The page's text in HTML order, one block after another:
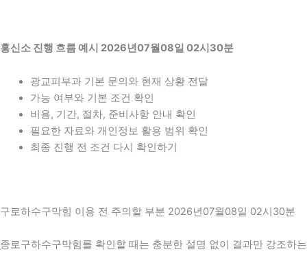
흥신소 진행 흐름 예시 2026년07월08일 02시30분
광교피부과 기본 문의와 현재 상황 전달
가능 여부와 기본 조건 확인
비용, 기간, 절차, 준비사항 안내 확인
필요한 자료와 개인정보 활용 범위 확인
최종 진행 전 조건 다시 확인하기
구로하수구막힘 이용 전 주의할 부분 2026년07월08일 02시30분
종로구하수구막힘를 확인할 때는 충분한 설명 없이 결과만 강조하는